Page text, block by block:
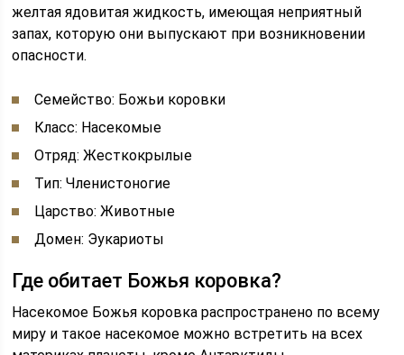
желтая ядовитая жидкость, имеющая неприятный
запах, которую они выпускают при возникновении
опасности.
Семейство: Божьи коровки
Класс: Насекомые
Отряд: Жесткокрылые
Тип: Членистоногие
Царство: Животные
Домен: Эукариоты
Где обитает Божья коровка?
Насекомое Божья коровка распространено по всему
миру и такое насекомое можно встретить на всех